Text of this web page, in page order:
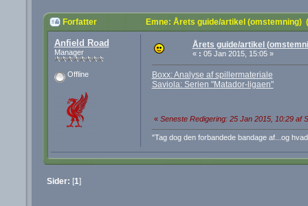
Forfatter Emne: Årets guide/artikel (omstemning)
Anfield Road
Manager
Offline
Årets guide/artikel
« : 05 Jan 2015, 15:05 »
Boxx: Analyse af spillermateriale
Saviola: Serien "Matador-ligaen"
« Seneste Redigering: 25 Jan 2015, 10:29 af
"Tag dog den forbandede bandage af...og
Sider: [1]